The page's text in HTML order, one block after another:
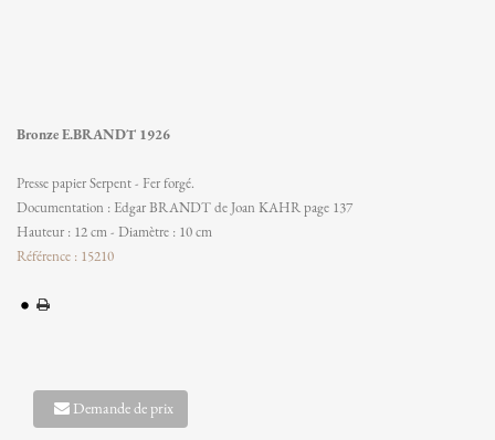
Bronze E.BRANDT 1926
Presse papier Serpent - Fer forgé.
Documentation : Edgar BRANDT de Joan KAHR page 137
Hauteur : 12 cm - Diamètre : 10 cm
Référence : 15210
Demande de prix